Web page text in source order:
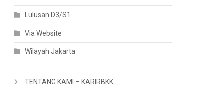
Lulusan D3/S1
Via Website
Wilayah Jakarta
TENTANG KAMI – KARIRBKK